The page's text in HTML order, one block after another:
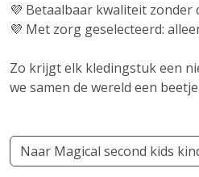
💜 Betaalbaar kwaliteit zonder
💜 Met zorg geselecteerd:
Zo krijgt elk kledingstuk een
we samen de wereld een
Naar Magical second kids